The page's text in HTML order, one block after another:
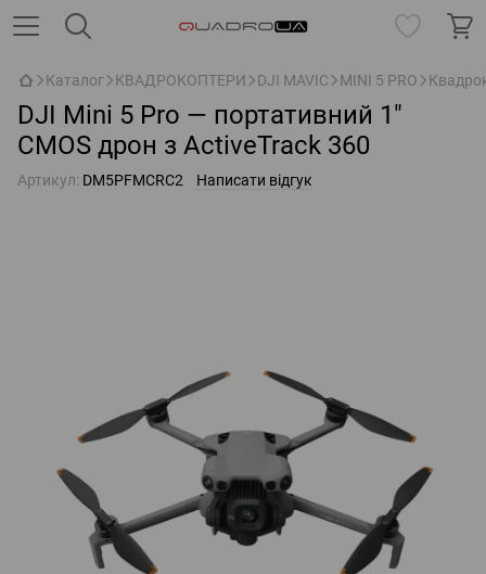
Каталог КВАДРОКОПТЕРИ DJI MAVIC MINI 5 PRO
DJI Mini 5 Pro — портативний 1″
CMOS дрон з ActiveTrack 360
Артикул: DM5PFMCRC2 Написати відгук